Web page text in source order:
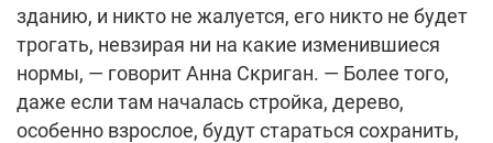
зданию, и никто не жалуется, его никто не будет
трогать, невзирая ни на какие изменившиеся
нормы, — говорит Анна Скриган. — Более того,
даже если там началась стройка, дерево,
особенно взрослое, будут стараться сохранить,